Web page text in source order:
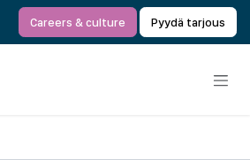
Careers & culture Pyydä tarjous